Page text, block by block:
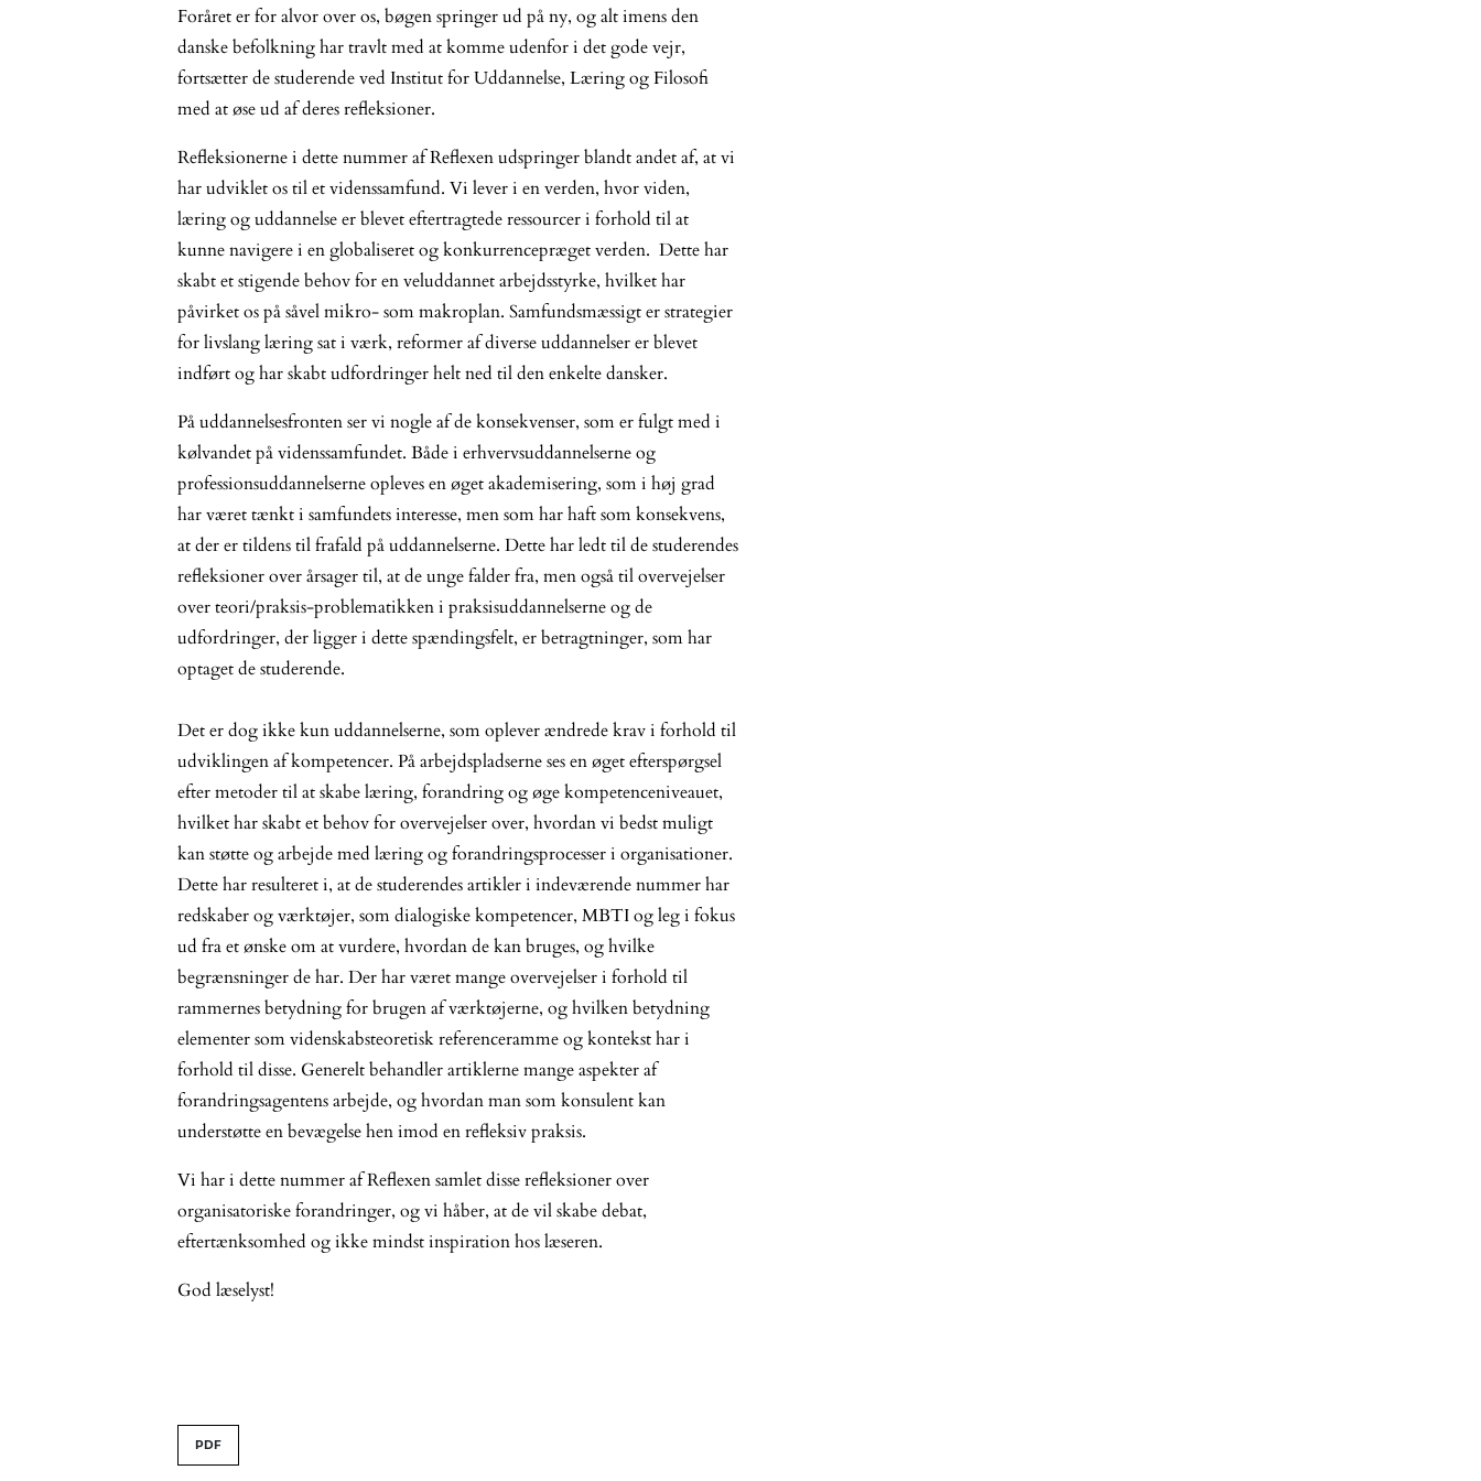
Foråret er for alvor over os, bøgen springer ud på ny, og alt imens den
danske befolkning har travlt med at komme udenfor i det gode vejr,
fortsætter de studerende ved Institut for Uddannelse, Læring og Filosofi
med at øse ud af deres refleksioner.
Refleksionerne i dette nummer af Reflexen udspringer blandt andet af, at vi
har udviklet os til et videnssamfund. Vi lever i en verden, hvor viden,
læring og uddannelse er blevet eftertragtede ressourcer i forhold til at
kunne navigere i en globaliseret og konkurrencepræget verden. Dette har
skabt et stigende behov for en veluddannet arbejdsstyrke, hvilket har
påvirket os på såvel mikro- som makroplan. Samfundsmæssigt er strategier
for livslang læring sat i værk, reformer af diverse uddannelser er blevet
indført og har skabt udfordringer helt ned til den enkelte dansker.
På uddannelsesfronten ser vi nogle af de konsekvenser, som er fulgt med i
kølvandet på videnssamfundet. Både i erhvervsuddannelserne og
professionsuddannelserne opleves en øget akademisering, som i høj grad
har været tænkt i samfundets interesse, men som har haft som konsekvens,
at der er tildens til frafald på uddannelserne. Dette har ledt til de studerendes
refleksioner over årsager til, at de unge falder fra, men også til overvejelser
over teori/praksis-problematikken i praksisuddannelserne og de
udfordringer, der ligger i dette spændingsfelt, er betragtninger, som har
optaget de studerende.
Det er dog ikke kun uddannelserne, som oplever ændrede krav i forhold til
udviklingen af kompetencer. På arbejdspladserne ses en øget efterspørgsel
efter metoder til at skabe læring, forandring og øge kompetenceniveauet,
hvilket har skabt et behov for overvejelser over, hvordan vi bedst muligt
kan støtte og arbejde med læring og forandringsprocesser i organisationer.
Dette har resulteret i, at de studerendes artikler i indeværende nummer har
redskaber og værktøjer, som dialogiske kompetencer, MBTI og leg i fokus
ud fra et ønske om at vurdere, hvordan de kan bruges, og hvilke
begrænsninger de har. Der har været mange overvejelser i forhold til
rammernes betydning for brugen af værktøjerne, og hvilken betydning
elementer som videnskabsteoretisk referenceramme og kontekst har i
forhold til disse. Generelt behandler artiklerne mange aspekter af
forandringsagentens arbejde, og hvordan man som konsulent kan
understøtte en bevægelse hen imod en refleksiv praksis.
Vi har i dette nummer af Reflexen samlet disse refleksioner over
organisatoriske forandringer, og vi håber, at de vil skabe debat,
eftertænksomhed og ikke mindst inspiration hos læseren.
God læselyst!
##issue.tableOfContents##
PDF